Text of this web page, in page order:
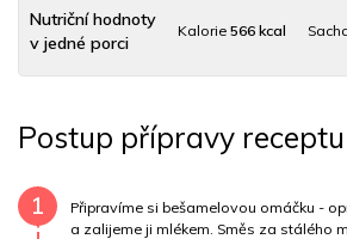
Nutriční hodnoty
v jedné porci
Kalorie 566 kcal
Uhlovodany 0 g Cholesterol36.2 mg
Vláknina 126 mg Vitamín A
Postup přípravy receptu
1
Připravíme si bešamelovou omáčku -
a zalijeme ji mlékem. Směs za stálého